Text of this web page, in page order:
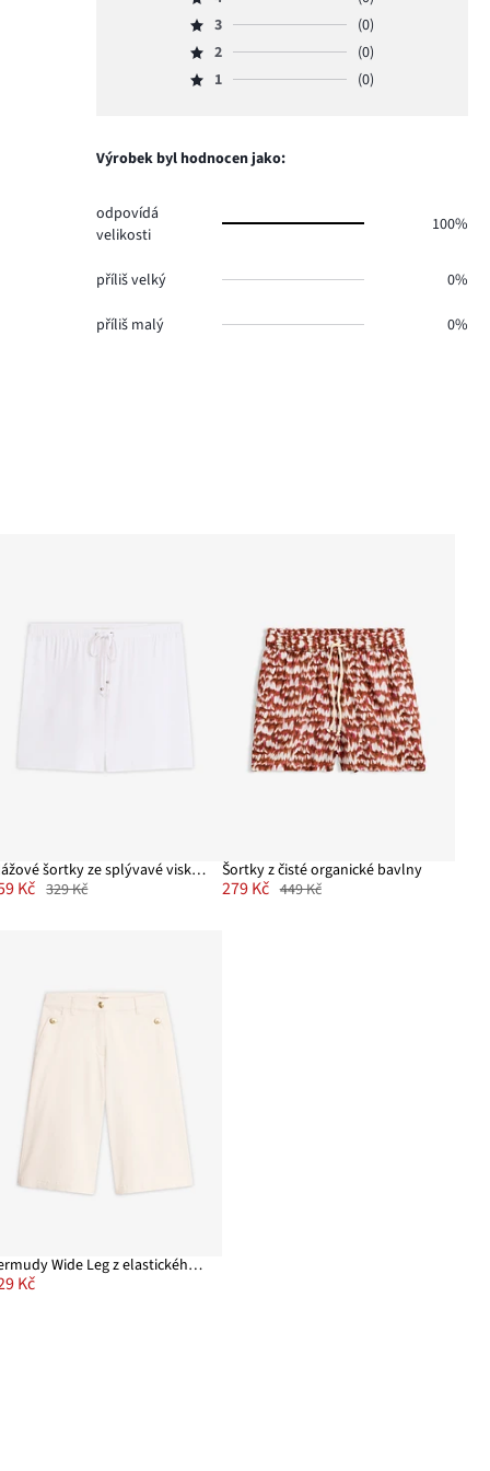
počet
hlasů
Hodnocení
4,
počet
hlasů
Hodnocení
3,
počet
3
(0)
Hodnocení
2,
2
(0)
Hodnocení
hlasů
1 (0)
Výrobek byl hodnocen jako:
odpovídá
velikosti
100%
příliš velký 0%
příliš malý 0%
Plážové šortky ze splývavé viskózové směsi
Kč 329 Kč
Šortky z čisté organické bavlny
279 Kč 449 Kč
Bermudy Wide Leg z elastického keprového materiálu
Kč